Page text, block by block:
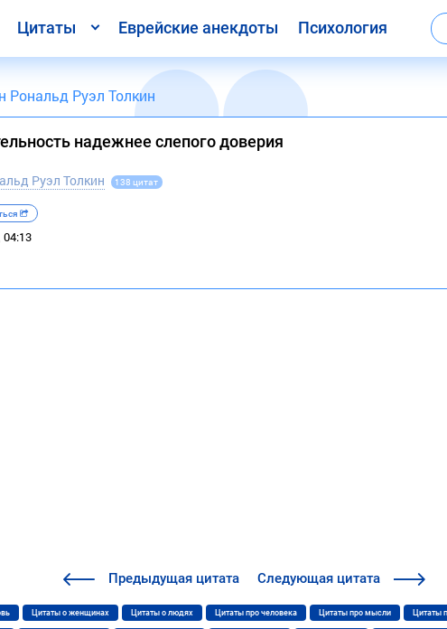
Цитаты Еврейские анекдоты Психология
Рональд Руэл Толкин
надежнее слепого доверия
Руэл Толкин 138 цитат
04:13
Предыдущая цитата Следующая цитата
Цитаты о женщинах Цитаты о людях Цитаты про человека Цитаты про мысли Цитаты